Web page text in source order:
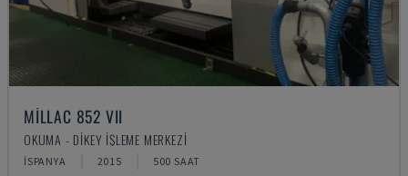
MILLAC 852 VII
OKUMA - DIKEY İŞLEME MERKEZI
İSPANYA 2015 500 SAAT